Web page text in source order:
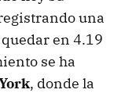
una
en 4.19
se ha
, donde la